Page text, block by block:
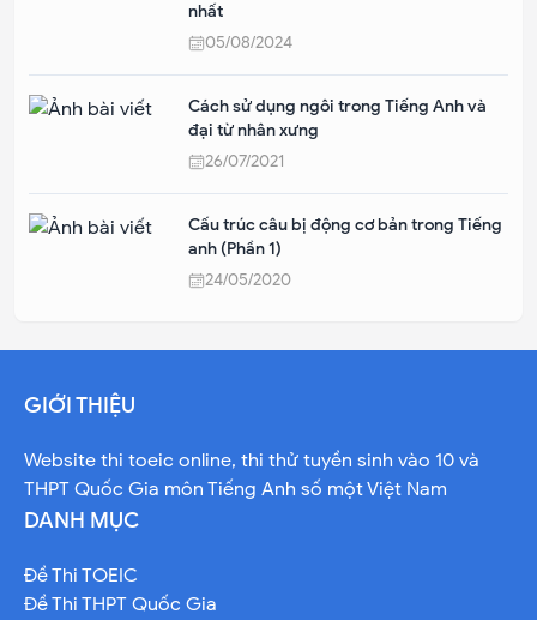
nhất
05/08/2024
Cách sử dụng ngôi trong Tiếng Anh và
đại từ nhân xưng
26/07/2021
Cấu trúc câu bị động cơ bản trong Tiếng
anh (Phần 1)
24/05/2020
GIỚI THIỆU
Website thi toeic online, thi thử tuyền sinh vào 10 và
THPT Quốc Gia môn Tiếng Anh số một Việt Nam
DANH MỤC
Đề Thi TOEIC
Đề Thi THPT Quốc Gia